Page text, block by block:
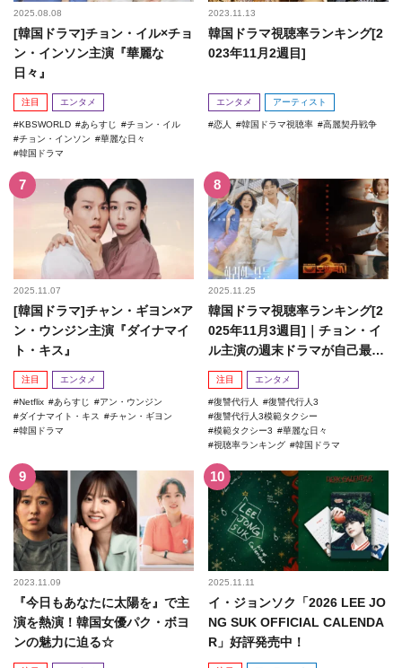
2025.08.08
[韓国ドラマ]チョン・イル×チョ
ン・インソン主演『華麗な
日々』
注目 エンタメ
KBSWORLD あらすじ
チョン・イル
チョン・インソン
華麗な日々
韓国ドラマ
2023.11.13
韓国ドラマ視聴率ランキング[2
023年11月2週目]
エンタメ アーティスト
恋人 韓国ドラマ視聴率 高麗契丹戦争
2025.11.07
[韓国ドラマ]チャン・ギヨン×ア
ン・ウンジン主演『ダイナマイ
ト・キス』
注目 エンタメ
Netflix あらすじ
アン・ウンジン
ダイナマイト・キス
チャン・ギヨン
韓国ドラマ
2025.11.25
韓国ドラマ視聴率ランキング[2
025年11月3週目]｜チョン・イ
ル主演の週末ドラマが自己最高
記録を更新！
注目 エンタメ
復讐代行人
復讐代行人3
復讐代行人3模範タクシー
模範タクシー3
華麗な日々
視聴率ランキング
韓国ドラマ
2023.11.09
『今日もあなたに太陽を』で主
演を熱演！韓国女優パク・ボヨ
ンの魅力に迫る☆
2025.11.11
イ・ジョンソク「2026 LEE JO
NG SUK OFFICIAL CALENDA
R」好評発売中！